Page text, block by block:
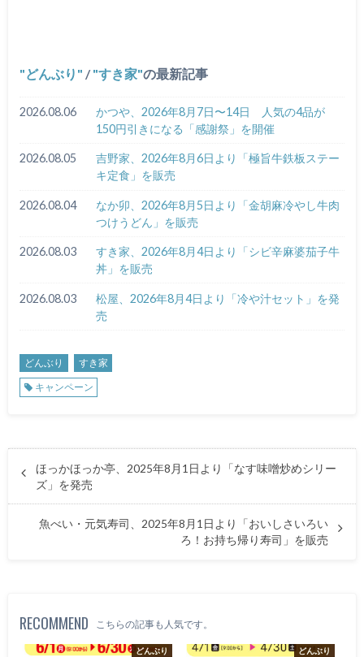
どんぶり / すき家 の最新記事
2026.08.06
かつや、2026年8月7日〜14日 人気の4品が
150円引きになる「感謝祭」を開催
2026.08.05
吉野家、2026年8月6日より「極旨牛鉄板ステー
キ定食」を販売
2026.08.04
なか卯、2026年8月5日より「金胡麻冷やし牛肉
つけうどん」を販売
2026.08.03
すき家、2026年8月4日より「シビ辛麻婆茄子牛
丼」を販売
2026.08.03
松屋、2026年8月4日より「冷や汁セット」を発
売
どんぶり
すき家
キャンペーン
ほっかほっか亭、2025年8月1日より「なす味噌炒めシリー
ズ」を発売
魚べい・元気寿司、2025年8月1日より「おいしさいろい
ろ！お持ち帰り寿司」を販売
RECOMMEND こちらの記事も人気です。
どんぶり どんぶり